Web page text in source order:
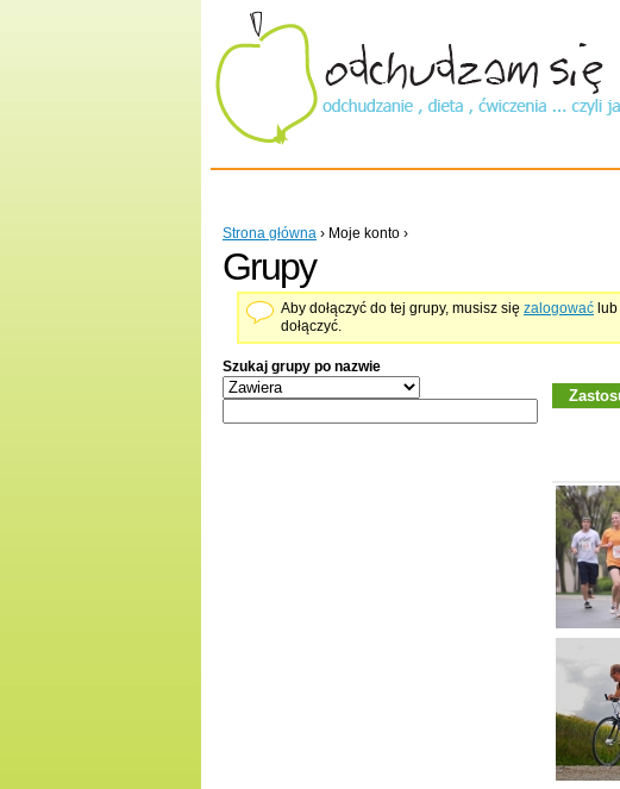
Strona główna › Moje konto ›
Grupy
Aby dołączyć do tej grupy, musisz się zalogować lub
dołączyć.
Szukaj grupy po nazwie